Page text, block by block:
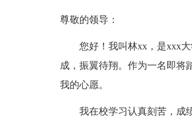
尊敬的领导：
您好！我叫林xx，是xxx大
成，振翼待翔。作为一名即将
我的心愿。
我在校学习认真刻苦，成绩